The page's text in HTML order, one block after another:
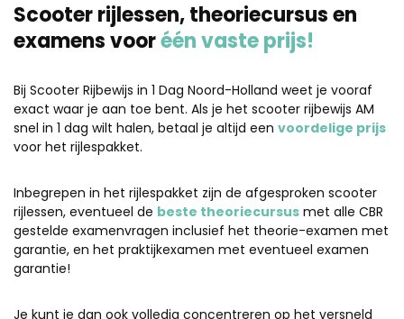
Scooter rijlessen, theoriecursus en
examens vooréén vaste prijs!
Bij Scooter Rijbewijs in 1 Dag Noord-Holland weet je vooraf
exact waar je aan toe bent. Als je het scooter rijbewijs AM
snel in 1 dag wilt halen, betaal je altijd een voordelige prijs
voor het rijlespakket.
Inbegrepen in het rijlespakket zijn de afgesproken scooter
rijlessen, eventueel de beste theoriecursus met alle CBR
gestelde examenvragen inclusief het theorie-examen met
garantie, en het praktijkexamen met eventueel examen
garantie!
Je kunt je dan ook volledig concentreren op het versneld